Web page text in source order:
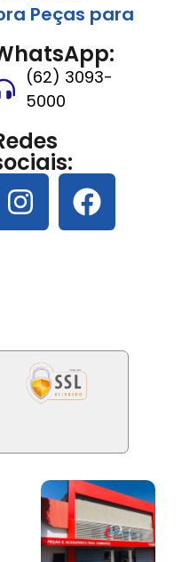
Peças para
(62) 3093-
5000